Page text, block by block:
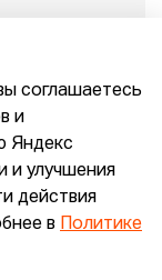
сооснователя
соглашаетесь
и
Яндекс
и улучшения
действия
в
Политике